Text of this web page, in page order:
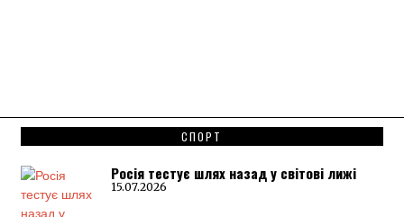
СПОРТ
Росія тестує шлях назад у світові лижі
15.07.2026